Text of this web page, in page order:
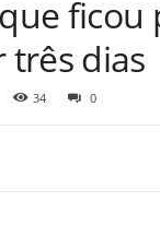
ficou
três dias
34 0